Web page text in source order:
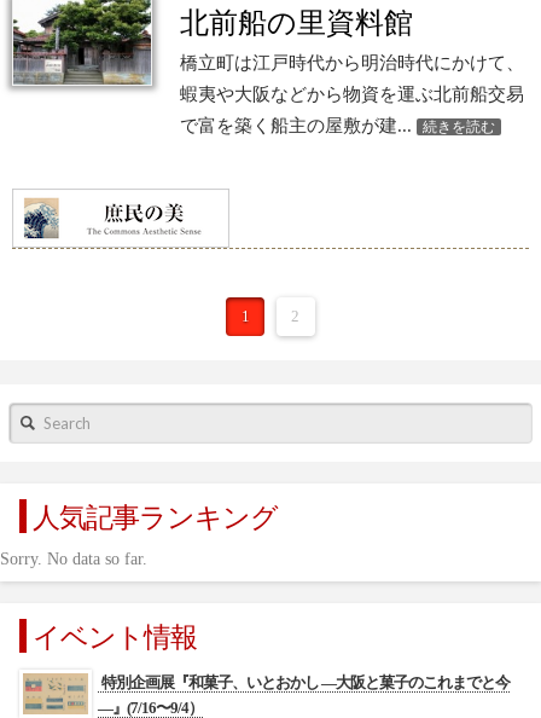
北前船の里資料館
橋立町は江戸時代から明治時代にかけて、
蝦夷や大阪などから物資を運ぶ北前船交易
で富を築く船主の屋敷が建...
続きを読む
1 2
Search
人気記事ランキング
Sorry. No data so far.
イベント情報
特別企画展『和菓子、いとおかし ―大阪と菓子のこれまでと今
―』(7/16〜9/4）